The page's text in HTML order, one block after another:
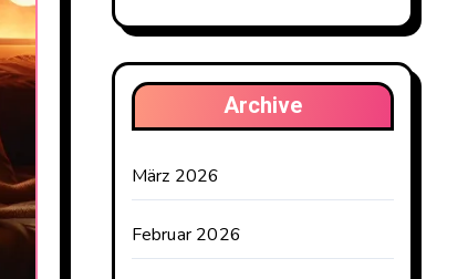
Archive
März 2026
Februar 2026